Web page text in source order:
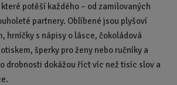
potěší každého – od zamilovaných
partnery. Oblíbené jsou plyšoví
hrníčky s nápisy o lásce, čokoládová
šperky pro ženy nebo ručníky a
drobnosti dokážou říct víc než tisíc slov a